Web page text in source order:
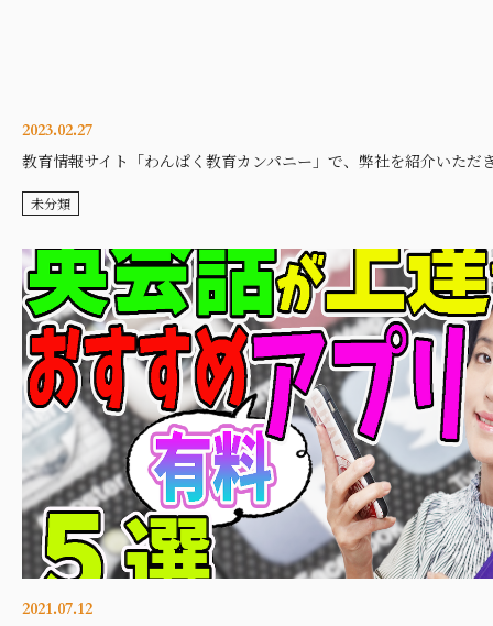
2023.02.27
教育情報サイト「わんぱく教育カンパニー」で、弊社を紹介いただ
未分類
2021.07.12